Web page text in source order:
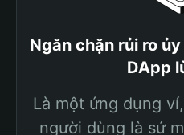
Ngăn chặn rủi ro
DApp
Là một ứng dụng
người dùng là sứ